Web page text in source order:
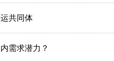
共同体
需求潜力？